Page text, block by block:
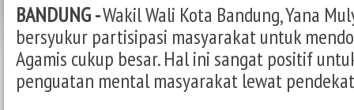
BANDUNG -Wakil Wali Kota Bandung, Yana
bersyukur partisipasi masyarakat untuk
Agamis cukup besar. Hal ini sangat positif
penguatan mental masyarakat lewat